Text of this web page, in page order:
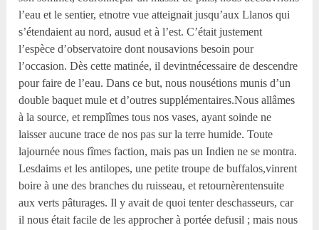
l’eau et le sentier, etnotre vue atteignait jusqu’aux Llanos qui
s’étendaient au nord, ausud et à l’est. C’était justement
l’espèce d’observatoire dont nousavions besoin pour
l’occasion. Dès cette matinée, il devintnécessaire de descendre
pour faire de l’eau. Dans ce but, nous nousétions munis d’un
double baquet mule et d’outres supplémentaires.Nous allâmes
à la source, et remplîmes tous nos vases, ayant soinde ne
laisser aucune trace de nos pas sur la terre humide. Toute
lajournée nous fîmes faction, mais pas un Indien ne se montra.
Lesdaims et les antilopes, une petite troupe de buffalos,vinrent
boire à une des branches du ruisseau, et retournèrentensuite
aux verts pâturages. Il y avait de quoi tenter deschasseurs, car
il nous était facile de les approcher à portée defusil ; mais nous